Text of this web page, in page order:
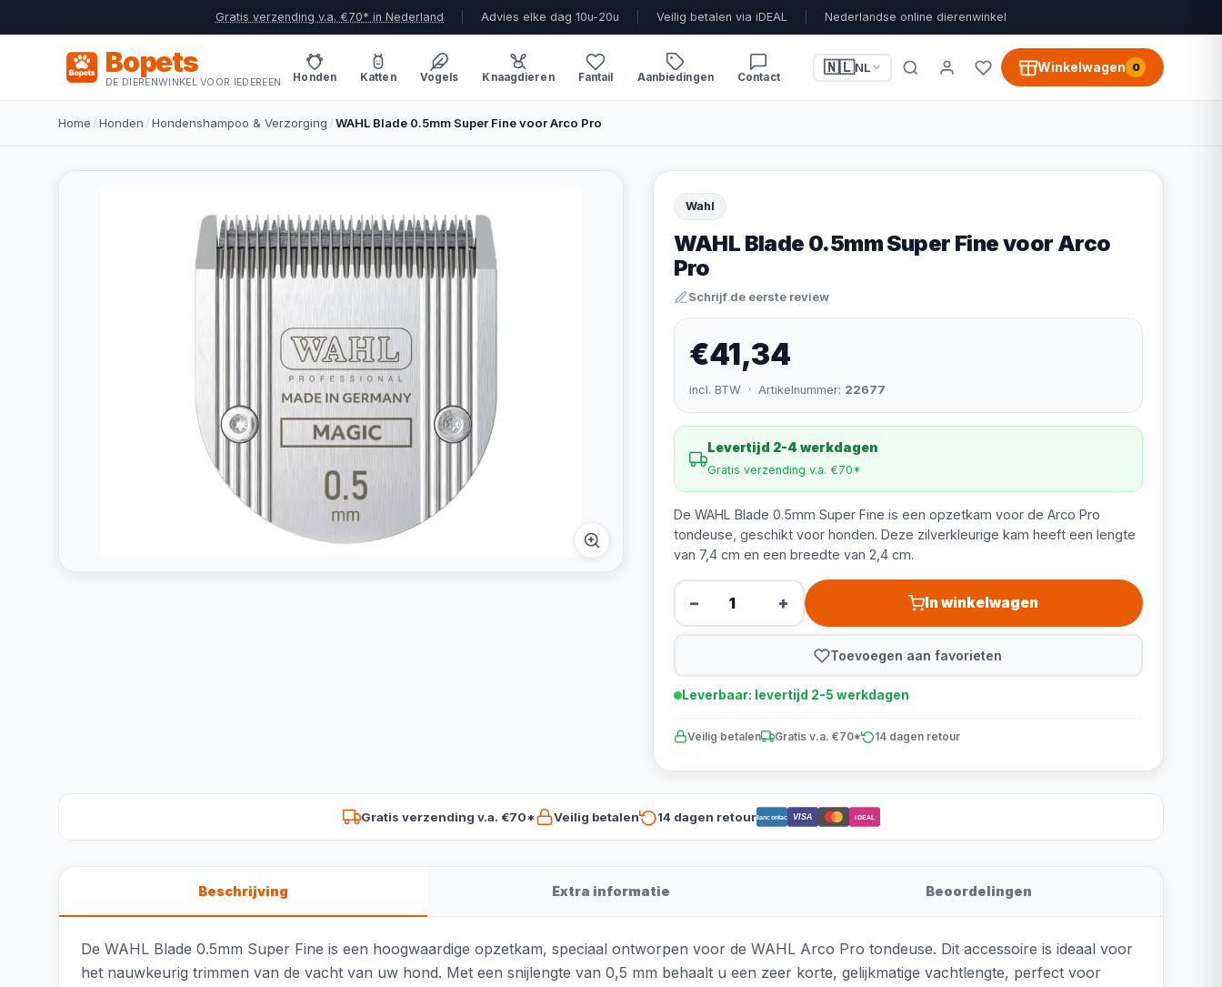
Gratis verzending v.a. €70* in Nederland Advies elke dag 10u-20u Veilig betalen via iDEAL Nederlandse online dierenwinkel
Bopets
DE DIERENWINKEL VOOR IEDEREEN Honden Katten Vogels Knaagdieren Fantail Aanbiedingen Contact
🇳🇱NL Winkelwagen 0
Home /Honden /Hondenshampoo & Verzorging /WAHL Blade 0.5mm Super Fine voor Arco Pro
Wahl
WAHL Blade 0.5mm Super Fine voor Arco
Pro
Schrijf de eerste review
€41,34
incl. BTW · Artikelnummer: 22677
Levertijd 2-4 werkdagen
Gratis verzending v.a. €70*
De WAHL Blade 0.5mm Super Fine is een opzetkam voor de Arco Pro
tondeuse, geschikt voor honden. Deze zilverkleurige kam heeft een lengte
van 7,4 cm en een breedte van 2,4 cm.
− + In winkelwagen
Toevoegen aan favorieten
Leverbaar: levertijd 2-5 werkdagen
Veilig betalen Gratis v.a. €70* 14 dagen retour
Gratis verzending v.a. €70* Veilig betalen 14 dagen retourBancontact VISA iDEAL
Beschrijving Extra informatie Beoordelingen
De WAHL Blade 0.5mm Super Fine is een hoogwaardige opzetkam, speciaal ontworpen voor de WAHL Arco Pro tondeuse. Dit accessoire is ideaal voor
het nauwkeurig trimmen van de vacht van uw hond. Met een snijlengte van 0,5 mm behaalt u een zeer korte, gelijkmatige vachtlengte, perfect voor